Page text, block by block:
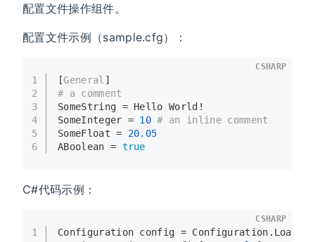
配置文件操作组件。
配置文件示例（sample.cfg）：
1
2
3
4
5
6
[General ]
# a comment
SomeString = Hello World!
SomeInteger = 10 # an inline comment
SomeFloat = 20.05
ABoolean = true
CSHARP
C#代码示例：
1
Configuration config =
CSHARP